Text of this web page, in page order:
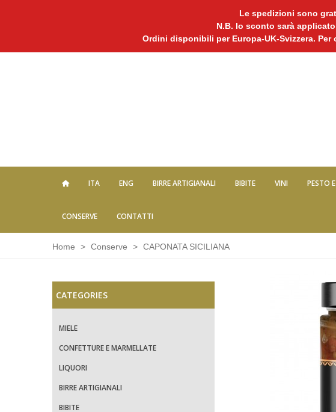
Le spedizioni sono
N.B. lo sconto sarà
Ordini disponibili per Europa-UK-Svizzera.
ITA ENG BIRRE ARTIGIANALI BIBITE VINI PESTO
CONSERVE CONTATTI
Home > Conserve > CAPONATA SICILIANA
CATEGORIES
MIELE
CONFETTURE E MARMELLATE
LIQUORI
BIRRE ARTIGIANALI
BIBITE